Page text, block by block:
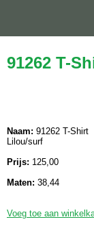
91262 T-
Naam: 91262 T-Shirt
Lilou/surf
Prijs: 125,00
Maten: 38,44
Voeg toe aan